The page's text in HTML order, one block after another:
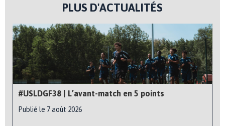
PLUS D'ACTUALITÉS
#USLDGF38 | L’avant-match en 5 points
Publié le 7 août 2026